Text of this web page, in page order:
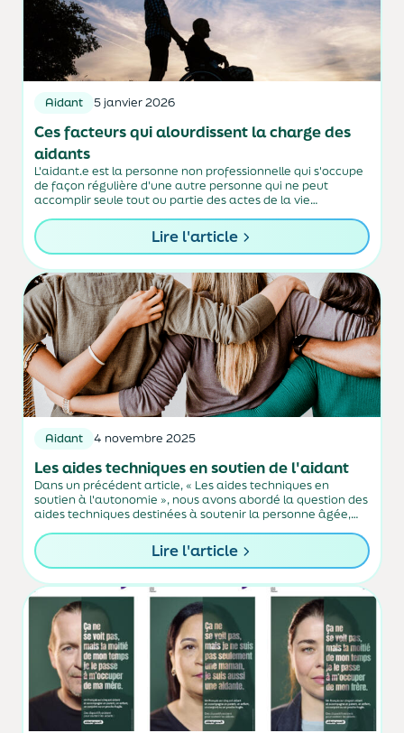
Aidant 5 janvier 2026
Ces facteurs qui alourdissent la charge des
aidants
L'aidant.e est la personne non professionnelle qui s'occupe
de façon régulière d'une autre personne qui ne peut
accomplir seule tout ou partie des actes de la vie
suites d'un accident ou de...Lire l'article
Aidant 4 novembre 2025
Les aides techniques en soutien de l'aidant
Dans un précédent article, « Les aides techniques en
soutien à l'autonomie », nous avons abordé la question des
aides techniques destinées à soutenir la personne âgée,
Lire l'article